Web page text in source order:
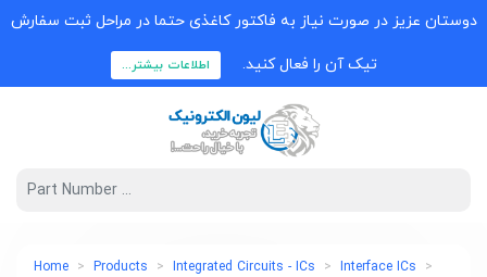
دوستان عزیز در صورت نیاز به فاکتور کاغذی حتما در مراحل ثبت سفارش
تیک آن را فعال کنید. اطلاعات بیشتر...
Home Products Integrated Circuits - ICs
Interface ICs